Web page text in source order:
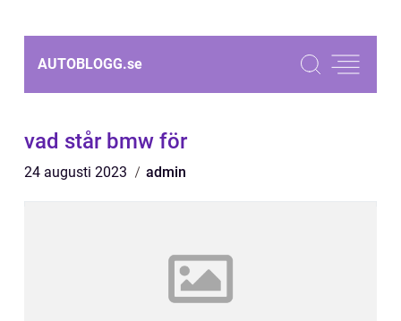
AUTOBLOGG.se
vad står bmw för
24 augusti 2023 admin